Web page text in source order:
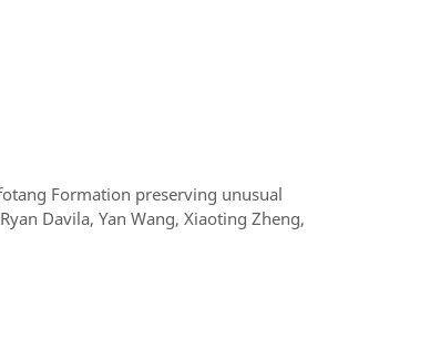
Formation preserving unusual
Davila, Yan Wang, Xiaoting Zheng,